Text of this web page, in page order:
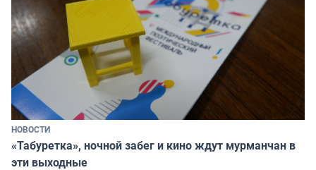
НОВОСТИ
«Табуретка», ночной забег и кино ждут мурманчан в
эти выходные